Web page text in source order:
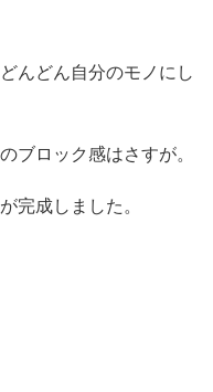
んどん自分のモノにし
ブロック感はさすが。
完成しました。